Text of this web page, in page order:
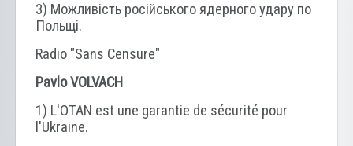
3) Можливість російського ядерного удару по
Польщі.
Radio "Sans Censure"
Pavlo VOLVACH
1) L'OTAN est une garantie de sécurité pour
l'Ukraine.